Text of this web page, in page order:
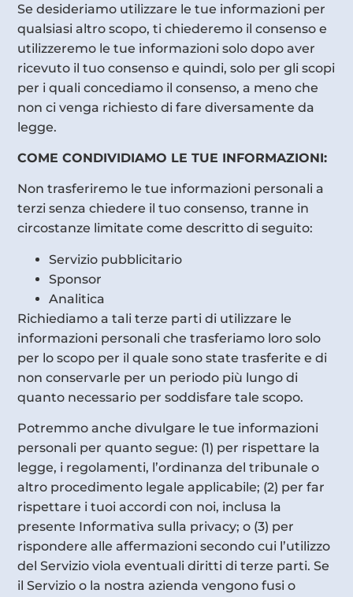
Se desideriamo utilizzare le tue informazioni per
qualsiasi altro scopo, ti chiederemo il consenso e
utilizzeremo le tue informazioni solo dopo aver
ricevuto il tuo consenso e quindi, solo per gli scopi
per i quali concediamo il consenso, a meno che
non ci venga richiesto di fare diversamente da
legge.
COME CONDIVIDIAMO LE TUE INFORMAZIONI:
Non trasferiremo le tue informazioni personali a
terzi senza chiedere il tuo consenso, tranne in
circostanze limitate come descritto di seguito:
Servizio pubblicitario
Sponsor
Analitica
Richiediamo a tali terze parti di utilizzare le
informazioni personali che trasferiamo loro solo
per lo scopo per il quale sono state trasferite e di
non conservarle per un periodo più lungo di
quanto necessario per soddisfare tale scopo.
Potremmo anche divulgare le tue informazioni
personali per quanto segue: (1) per rispettare la
legge, i regolamenti, l’ordinanza del tribunale o
altro procedimento legale applicabile; (2) per far
rispettare i tuoi accordi con noi, inclusa la
presente Informativa sulla privacy; o (3) per
rispondere alle affermazioni secondo cui l’utilizzo
del Servizio viola eventuali diritti di terze parti. Se
il Servizio o la nostra azienda vengono fusi o